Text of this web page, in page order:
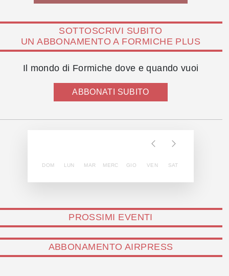
SOTTOSCRIVI SUBITO
UN ABBONAMENTO A FORMICHE PLUS
Il mondo di Formiche dove e quando vuoi
ABBONATI SUBITO
DOM LUN MAR MERC GIO VEN SAT
PROSSIMI EVENTI
ABBONAMENTO AIRPRESS